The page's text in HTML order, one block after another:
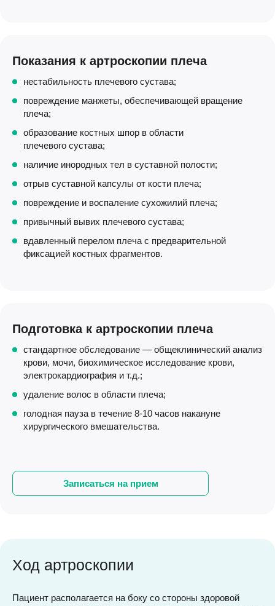
Показания к артроскопии плеча
нестабильность плечевого сустава;
повреждение манжеты, обеспечивающей вращение
плеча;
образование костных шпор в области
плечевого сустава;
наличие инородных тел в суставной полости;
отрыв суставной капсулы от кости плеча;
повреждение и воспаление сухожилий плеча;
привычный вывих плечевого сустава;
вдавленный перелом плеча с предварительной
фиксацией костных фрагментов.
Подготовка к артроскопии плеча
стандартное обследование — общеклинический анализ
крови, мочи, биохимическое исследование крови,
электрокардиография и т.д.;
удаление волос в области плеча;
голодная пауза в течение 8-10 часов накануне
хирургического вмешательства.
Записаться на прием
Ход артроскопии
Пациент располагается на боку со стороны здоровой